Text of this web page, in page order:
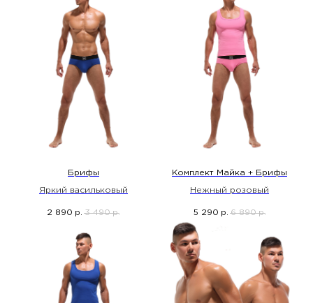
Брифы
Яркий васильковый
2 890 р. 3 490 р.
Комплект Майка + Брифы
Нежный розовый
5 290 р. 6 890 р.